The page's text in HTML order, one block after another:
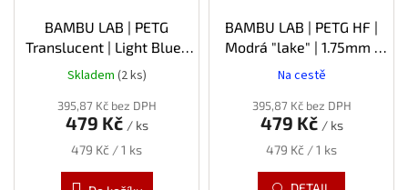
BAMBU LAB | PETG
Translucent | Light Blue |
1.75mm | 1kg
Skladem (2 ks)
395,87 Kč bez DPH
479 Kč / ks
Měrná
479 Kč / 1 ks
BAMBU LAB | PETG HF |
Modrá "lake" | 1.75mm |
1kg | Spool
Na cestě
395,87 Kč bez DPH
479 Kč / ks
Měrná
479 Kč / 1 ks